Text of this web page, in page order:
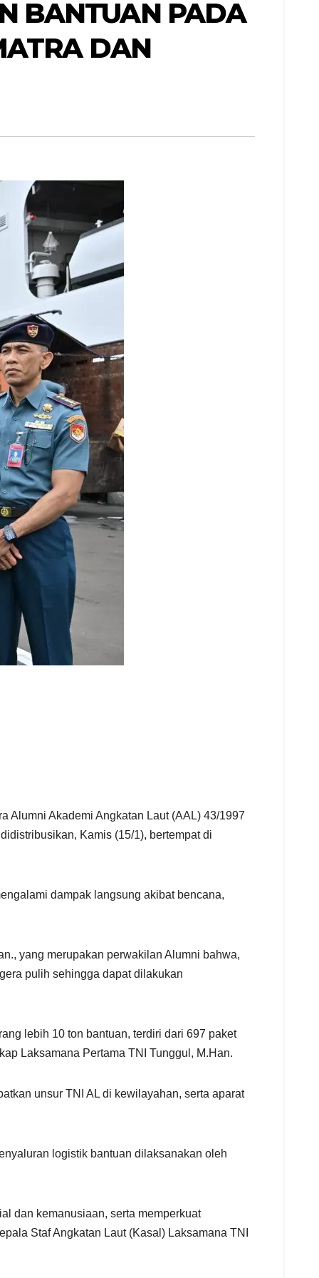
BANTUAN PADA
DAN
Alumni Akademi Angkatan Laut (AAL) 43/1997
Kamis (15/1), bertempat di
dampak langsung akibat bencana,
yang merupakan perwakilan Alumni bahwa,
pulih sehingga dapat dilakukan
lebih 10 ton bantuan, terdiri dari 697 paket
Laksamana Pertama TNI Tunggul, M.Han.
unsur TNI AL di kewilayahan, serta aparat
logistik bantuan dilaksanakan oleh
dan kemanusiaan, serta memperkuat
Staf Angkatan Laut (Kasal) Laksamana TNI